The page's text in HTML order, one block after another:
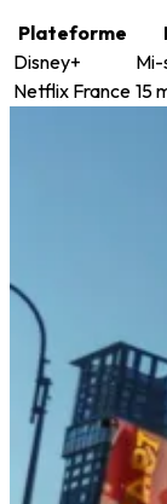
Plateforme
Disney+
Netflix France 15